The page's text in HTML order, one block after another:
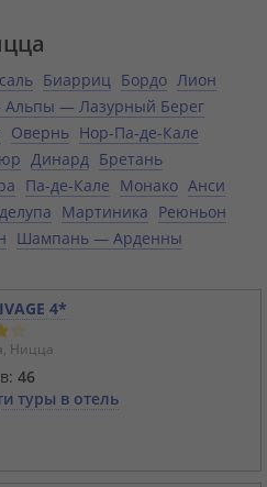
Биарриц Бордо Лион
— Лазурный Берег
Овернь Нор-Па-де-Кале
Динард Бретань
Па-де-Кале Монако Анси
Мартиника Реюньон
Шампань — Арденны
4*
Ницца
46
туры в отель